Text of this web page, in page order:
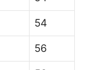
54
56